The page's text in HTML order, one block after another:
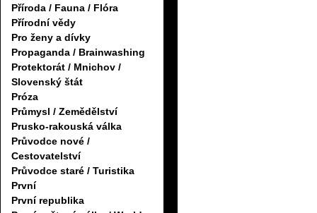
Příroda / Fauna / Flóra
Přírodní vědy
Pro ženy a dívky
Propaganda / Brainwashing
Protektorát / Mnichov /
Slovenský štát
Próza
Průmysl / Zemědělství
Prusko-rakouská válka
Průvodce nové /
Cestovatelství
Průvodce staré / Turistika
První
První republika